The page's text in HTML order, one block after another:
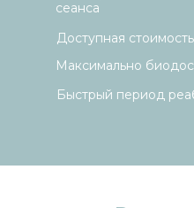
Максимально
Доступная
Быстрый период
сеанса